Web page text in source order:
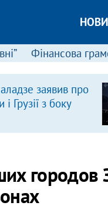
Фінансова
заявив про
Грузії з боку
городов